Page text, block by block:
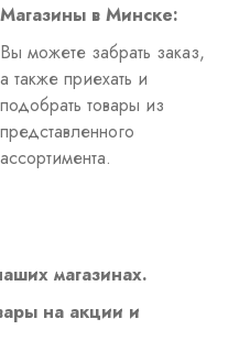
Магазины в Минске:
Вы можете забрать заказ,
а также приехать и
подобрать товары из
представленного
ассортимента.
магазинах.
на акции и